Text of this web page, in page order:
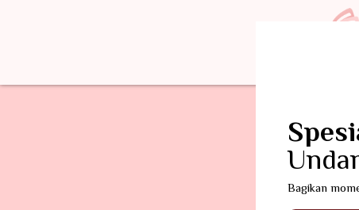
Bagikan